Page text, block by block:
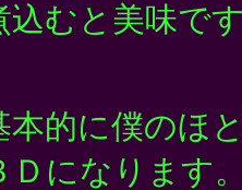
込むと美味で
本的に僕のほ
Ｄになります